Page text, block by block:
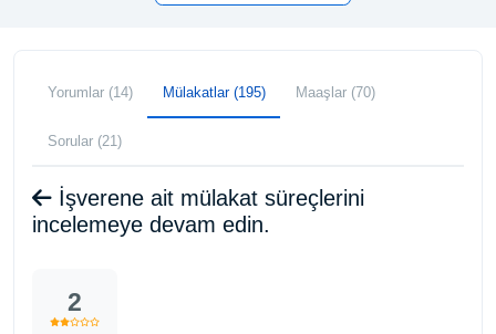
Yorumlar (14) Mülakatlar (195) Maaşlar (70)
Sorular (21)
İşverene ait mülakat süreçlerini
incelemeye devam edin.
2